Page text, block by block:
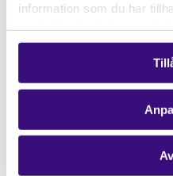
information som du har
STÖD OSS
Vårt arbete